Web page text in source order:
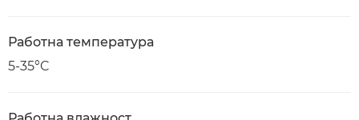
Работна температура
5-35°C